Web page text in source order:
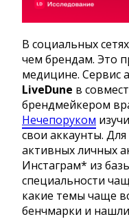
В социальных
чем брендам. Это
медицине. Сервис
LiveDune в
брендмейкером
Нечепоруком
свои аккаунты.
активных личных
Инстаграм* из
специальности
какие темы чаще
бенчмарки и